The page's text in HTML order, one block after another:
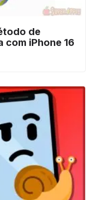
de
iPhone 16